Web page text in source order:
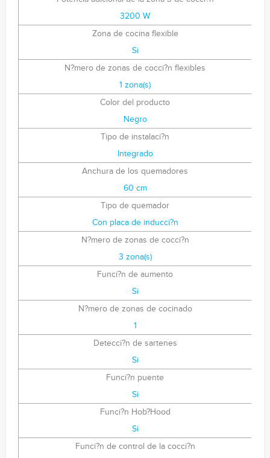
3200 W
Zona de cocina flexible
Si
N?mero de zonas de cocci?n flexibles
1 zona(s)
Color del producto
Negro
Tipo de instalaci?n
Integrado
Anchura de los quemadores
60 cm
Tipo de quemador
Con placa de inducci?n
N?mero de zonas de cocci?n
3 zona(s)
Funci?n de aumento
Si
N?mero de zonas de cocinado
1
Detecci?n de sartenes
Si
Funci?n puente
Si
Funci?n Hob?Hood
Si
Funci?n de control de la cocci?n